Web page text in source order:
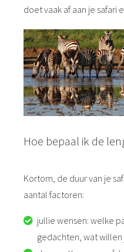
doet vaak af aan je safari
Hoe bepaal ik de
Kortom, de duur van je
aantal factoren:
jullie wensen: welke
gedachten, wat willen